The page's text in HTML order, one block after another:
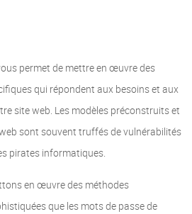
permet de mettre en œuvre des
qui répondent aux besoins et aux
site web. Les modèles préconstruits et
sont souvent truffés de vulnérabilités
pirates informatiques.
en œuvre des méthodes
que les mots de passe de